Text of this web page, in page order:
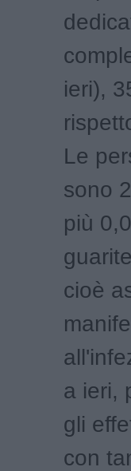
ieri),
Le
sono
più
cioè
a ieri,
gli
con